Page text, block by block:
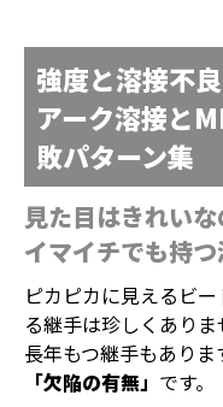
強度と溶接不
アーク溶接と
敗パターン集
見た目はきれい
イマイチでも持
ピカピカに見えるビ
る継手は珍しくあり
長年もつ継手もありま
「欠陥の有無」 です。